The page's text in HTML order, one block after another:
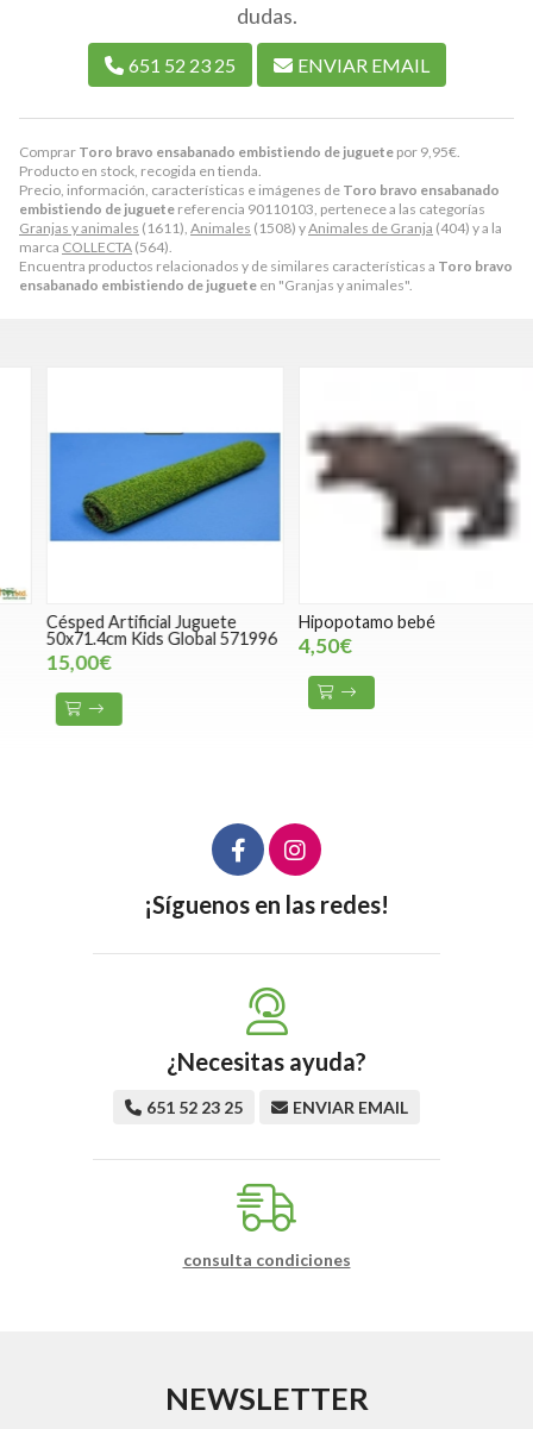
Comprar Toro bravo ensabanado embistiendo de juguete por 9,95€
Producto en stock, recogida en tienda.
Precio, información, características e imágenes de Toro bravo ensabanado
embistiendo de juguete referencia 90110103, pertenece a las categorías
Granjas y animales (1611), Animales (1508) yAnimales de Granja (404) y a la
marca COLLECTA (564).
Encuentra productos relacionados y de similares características a Toro bravo
ensabanado embistiendo de juguete en "Granjas y animales".
dudas.
651 52 23 25 ENVIAR EMAIL
Césped Artificial Juguete
50x71.4cm Kids Global 571996
15,00€
Hipopotamo bebé
4,50€
¡Síguenos en las redes!
¿Necesitas ayuda?
651 52 23 25 ENVIAR EMAIL
consulta condiciones
NEWSLETTER